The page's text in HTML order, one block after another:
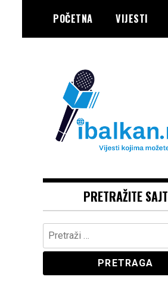
content
POČETNA VIJESTI
IBALKAN
PRETRAŽITE SAJT
Pretraga: